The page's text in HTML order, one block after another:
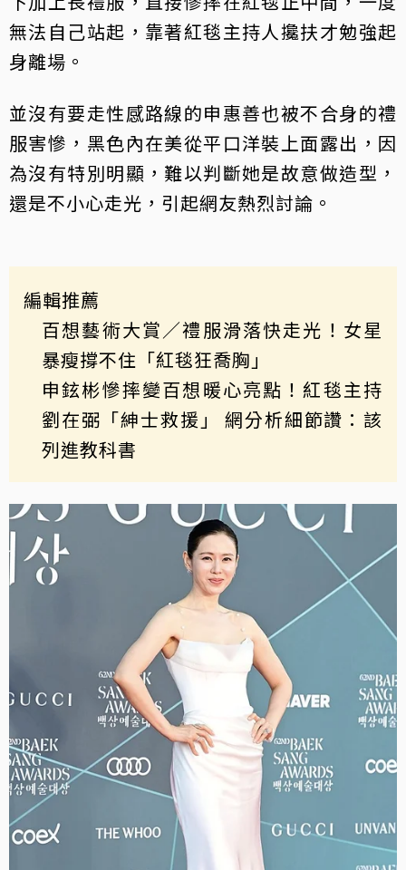
無法自己站起，靠著紅毯主持人攙扶才勉強起
身離場。
並沒有要走性感路線的申惠善也被不合身的禮
服害慘，黑色內在美從平口洋裝上面露出，因
為沒有特別明顯，難以判斷她是故意做造型，
還是不小心走光，引起網友熱烈討論。
編輯推薦
百想藝術大賞／禮服滑落快走光！女星
暴瘦撐不住「紅毯狂喬胸」
申鉉彬慘摔變百想暖心亮點！紅毯主持
劉在弼「紳士救援」 網分析細節讚：該
列進教科書